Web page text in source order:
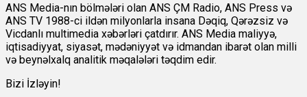
ANS Media-nın bölmələri olan ANS ÇM Radio, ANS Press və
ANS TV 1988-ci ildən milyonlarla insana Dəqiq, Qərəzsiz və
Vicdanlı multimedia xəbərləri çatdırır. ANS Media maliyyə,
iqtisadiyyat, siyasət, mədəniyyət və idmandan ibarət olan milli
və beynəlxalq analitik məqalələri təqdim edir.
Bizi İzləyin!